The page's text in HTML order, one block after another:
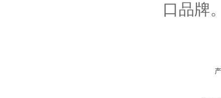
口品牌